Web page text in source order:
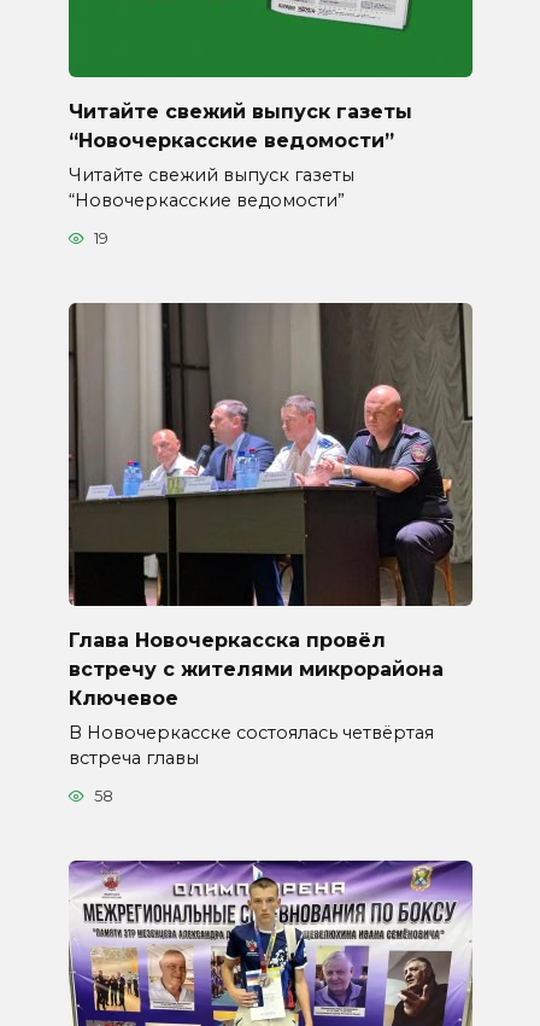
Читайте свежий выпуск газеты
“Новочеркасские ведомости”
Читайте свежий выпуск газеты
“Новочеркасские ведомости”
19
Глава Новочеркасска провёл
встречу с жителями микрорайона
Ключевое
В Новочеркасске состоялась четвёртая
встреча главы
58